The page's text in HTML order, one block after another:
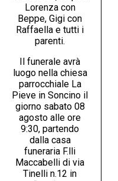
Lorenza con
Beppe, Gigi con
Raffaella e tutti i
parenti.
Il funerale avrà
luogo nella chiesa
parrocchiale La
Pieve in Soncino il
giorno sabato 08
agosto alle ore
9:30, partendo
dalla casa
funeraria F.lli
Maccabelli di via
Tinelli n.12 in